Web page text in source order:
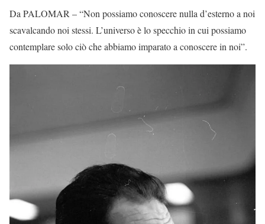
Da PALOMAR – “Non possiamo conoscere nulla d’esterno a noi
scavalcando noi stessi. L’universo è lo specchio in cui possiamo
contemplare solo ciò che abbiamo imparato a conoscere in noi”.